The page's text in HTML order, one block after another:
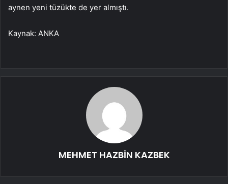
aynen yeni tüzükte de yer almıştı.
Kaynak: ANKA
MEHMET HAZBİN KAZBEK